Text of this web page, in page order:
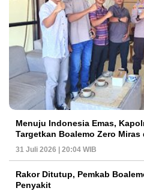
Menuju Indonesia Emas,
Targetkan Boalemo Zero Miras
31 Juli 2026 | 20:04 WIB
Rakor Ditutup, Pemkab
Penyakit